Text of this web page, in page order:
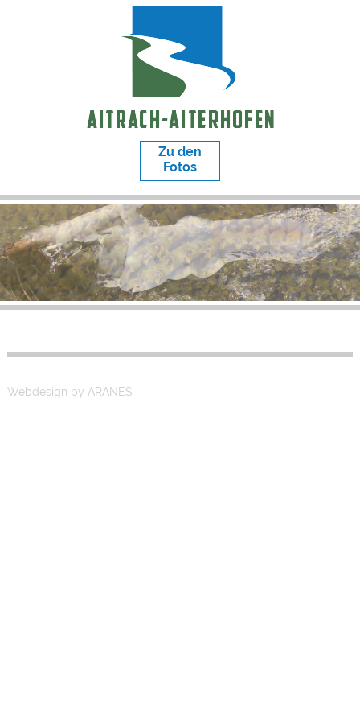
Zu den
Fotos
Webdesign by ARANES